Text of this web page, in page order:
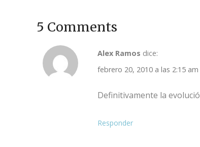
5 Comments
Alex Ramos dice:
febrero 20, 2010 a las 2:15 am
Definitivamente la
Responder